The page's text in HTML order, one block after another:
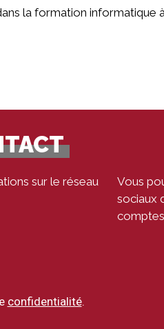
la formation informatique
sur le réseau
confidentialité.
Vous
sociaux